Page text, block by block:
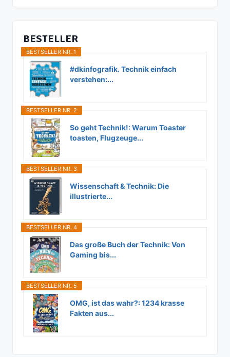
BESTELLER
BESTSELLER NR. 1
#dkinfografik. Technik einfach
verstehen:...
BESTSELLER NR. 2
So geht Technik!: Warum Toaster
toasten, Flugzeuge...
BESTSELLER NR. 3
Wissenschaft & Technik: Die
illustrierte...
BESTSELLER NR. 4
Das große Buch der Technik: Von
Gaming bis...
BESTSELLER NR. 5
OMG, ist das wahr?: 1234 krasse
Fakten aus...